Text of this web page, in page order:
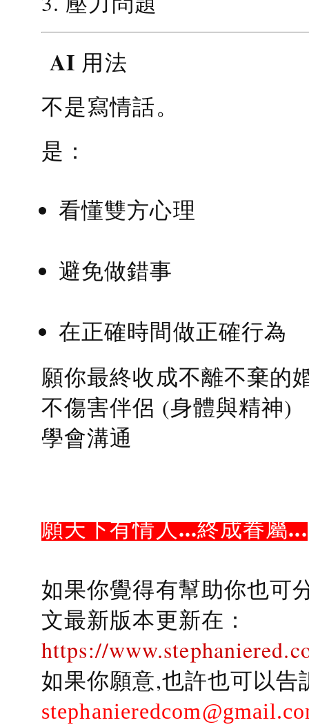
AI 用法
不是寫情話。
是：
看懂雙方心理
避免做錯事
在正確時間做正確行為
願你最終收成不離不棄的
不傷害伴侶 (身體與精神)
學會溝通
願天下有情人...終成眷屬...
如果你覺得有幫助你也可
文最新版本更新在：
https://
如果你願意,也許也可以